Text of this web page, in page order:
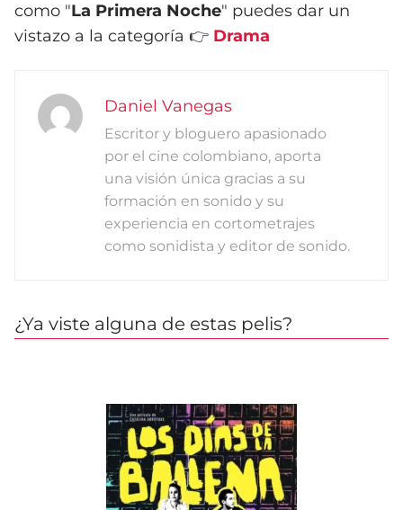
como "La Primera Noche" puedes dar un
vistazo a la categoría 👉 Drama
Daniel Vanegas
Escritor y bloguero apasionado
por el cine colombiano, aporta
una visión única gracias a su
formación en sonido y su
experiencia en cortometrajes
como sonidista y editor de sonido.
¿Ya viste alguna de estas pelis?